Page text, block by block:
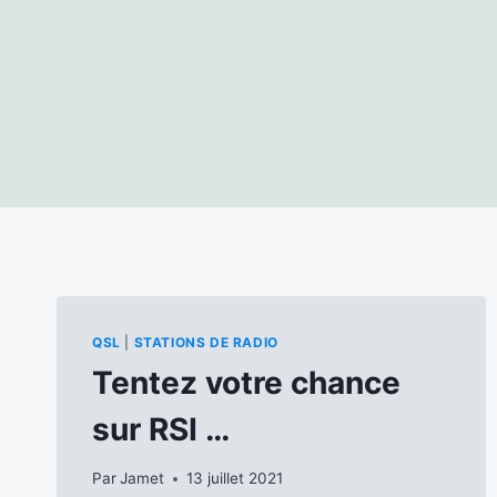
QSL STATIONS DE RADIO
Tentez votre chance
sur RSI …
ParJamet 13 juillet 2021